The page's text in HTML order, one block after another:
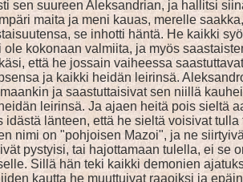
sen suureen Aleksandrian, ja hallitsi
maita ja meni kauas, merelle
se inhotti häntä. He kaikki
kokonaan valmiita, ja myös
että he jossain vaiheessa
ja kaikki heidän leirinsä.
ja saastuttaisivat sen niillä
leirinsä. Ja ajaen heitä pois sieltä
länteen, että he sieltä voisivat
nimi on "pohjoisen Mazoi", ja ne
pystyisi, tai hajottamaan tulella, ei
Sillä hän teki kaikki demonien
kautta he muuttuivat raaoiksi ja